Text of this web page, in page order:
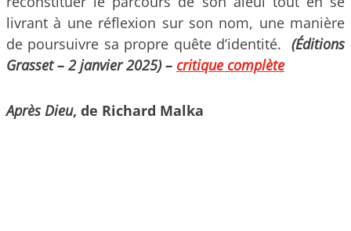
livrant à une réflexion sur son nom, une manière
de poursuivre sa propre quête d’identité. (Éditions
Grasset – 2 janvier 2025)– critique complète
Après Dieu, de Richard Malka